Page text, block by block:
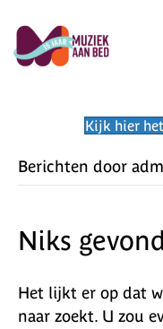
Kijk hier
Berichten door
Niks
Het lijkt er op dat
naar zoekt. U zou